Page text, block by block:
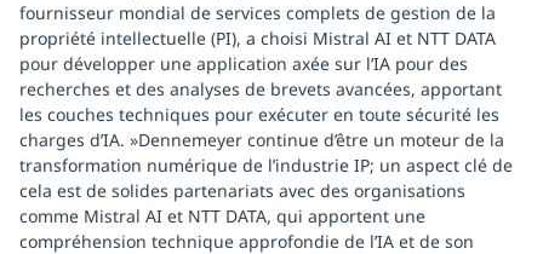
fournisseur mondial de services complets de gestion de la
propriété intellectuelle (PI), a choisi Mistral AI et NTT DATA
pour développer une application axée sur l’IA pour des
recherches et des analyses de brevets avancées, apportant
les couches techniques pour exécuter en toute sécurité les
charges d’IA. »Dennemeyer continue d’être un moteur de la
transformation numérique de l’industrie IP; un aspect clé de
cela est de solides partenariats avec des organisations
comme Mistral AI et NTT DATA, qui apportent une
compréhension technique approfondie de l’IA et de son